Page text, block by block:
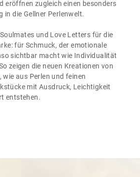
eröffnen zugleich einen besonders
in die Gellner Perlenwelt.
und Love Letters für die
für Schmuck, der emotionale
sichtbar macht wie Individualität
zeigen die neuen Kreationen von
wie aus Perlen und feinen
mit Ausdruck, Leichtigkeit
entstehen.